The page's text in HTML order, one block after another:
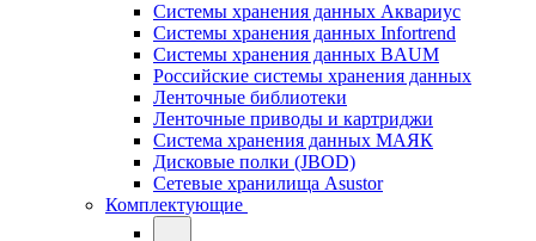
Системы хранения данных Аквариус
Системы хранения данных Infortrend
Системы хранения данных BAUM
Российские системы хранения данных
Ленточные библиотеки
Ленточные приводы и картриджи
Система хранения данных МАЯК
Дисковые полки (JBOD)
Сетевые хранилища Asustor
Комплектующие